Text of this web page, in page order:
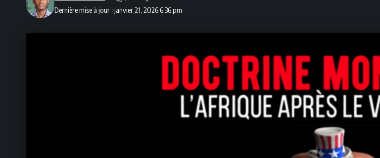
Dernière mise à jour : janvier 21, 2026 6:36 pm